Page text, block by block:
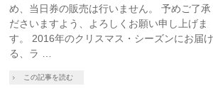
め、当日券の販売は行いません。 予めご了承
ださいますよう、よろしくお願い申し上げま
す。 2016年のクリスマス・シーズンにお届
る、ラ …
この記事を読む